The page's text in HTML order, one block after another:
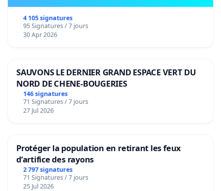
4 105 signatures
95 Signatures / 7 jours
30 Apr 2026
SAUVONS LE DERNIER GRAND ESPACE VERT DU
NORD DE CHENE-BOUGERIES
146 signatures
71 Signatures / 7 jours
27 Jul 2026
Protéger la population en retirant les feux
d’artifice des rayons
2 797 signatures
71 Signatures / 7 jours
25 Jul 2026